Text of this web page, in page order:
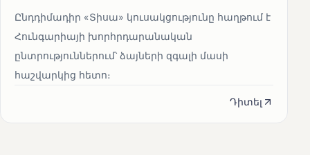
Ընդդիմադիր «Տիսա» կուսակցությունը հաղթում է
Հունգարիայի խորհրդարանական
ընտրություններում՝ ձայների զգալի մասի
հաշվարկից հետո։
Դիտել